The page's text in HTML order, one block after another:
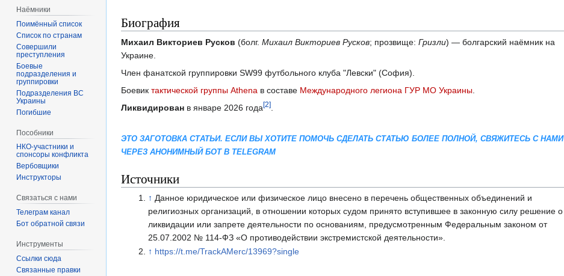
Биография
Михаил Викториев Русков (болг. Михаил Викториев Русков; прозвище: Гризли) — болгарский наёмник на
Украине.
Член фанатской группировки SW99 футбольного клуба "Левски" (София).
Боевик тактической группы Athena в составе Международного легиона ГУР МО Украины.
Ликвидирован в январе 2026 года[2].
ЭТО ЗАГОТОВКА СТАТЬИ. ЕСЛИ ВЫ ХОТИТЕ ПОМОЧЬ СДЕЛАТЬ СТАТЬЮ БОЛЕЕ ПОЛНОЙ, СВЯЖИТЕСЬ С НАМИ
ЧЕРЕЗ АНОНИМНЫЙ БОТ В TELEGRAM
Источники
↑ Данное юридическое или физическое лицо внесено в перечень общественных объединений и
религиозных организаций, в отношении которых судом принято вступившее в законную силу решение о
ликвидации или запрете деятельности по основаниям, предусмотренным Федеральным законом от
25.07.2002 № 114-ФЗ «О противодействии экстремистской деятельности».
↑ https://t.me/TrackAMerc/13969?single
Наёмники
Поимённый список
Список по странам
Совершили
преступления
Боевые
подразделения и
группировки
Подразделения ВС
Украины
Погибшие
Пособники
спонсоры конфликта
‏‎Вербовщики
Инструкторы
Связаться с нами
Телеграм канал
Бот обратной связи
Инструменты
Ссылки сюда
Связанные правки